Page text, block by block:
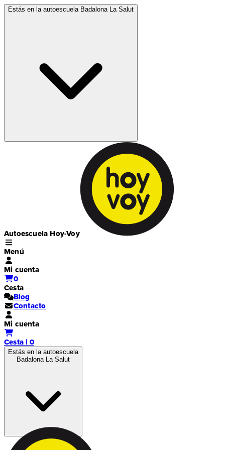
Estás en la autoescuela Badalona La Salut
Autoescuela Hoy-Voy
Menú
Mi cuenta
0
Cesta
Blog
Contacto
Mi cuenta
Cesta | 0
Estás en la autoescuela
Badalona La Salut